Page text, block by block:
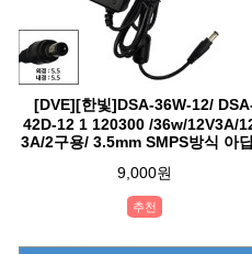
[DVE][한빛]DSA-36W-12/
42D-12 1 120300 /36w/12V3A/
3A/2구용/ 3.5mm SMPS방식 아
9,000원
추천